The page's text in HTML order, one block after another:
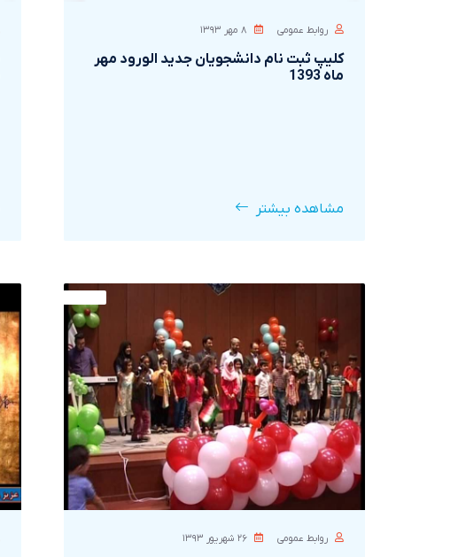
روابط عمومی ۸ مهر ۱۳۹۳
کليپ ثبت نام دانشجويان جديد الورود مهر
ماه 1393
مشاهده بیشتر
روابط عمومی ۲۶ شهريور ۱۳۹۳